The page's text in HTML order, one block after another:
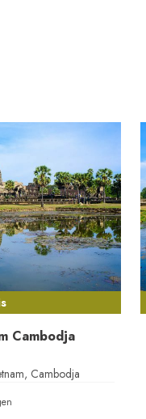
Cambodja
Cambodja